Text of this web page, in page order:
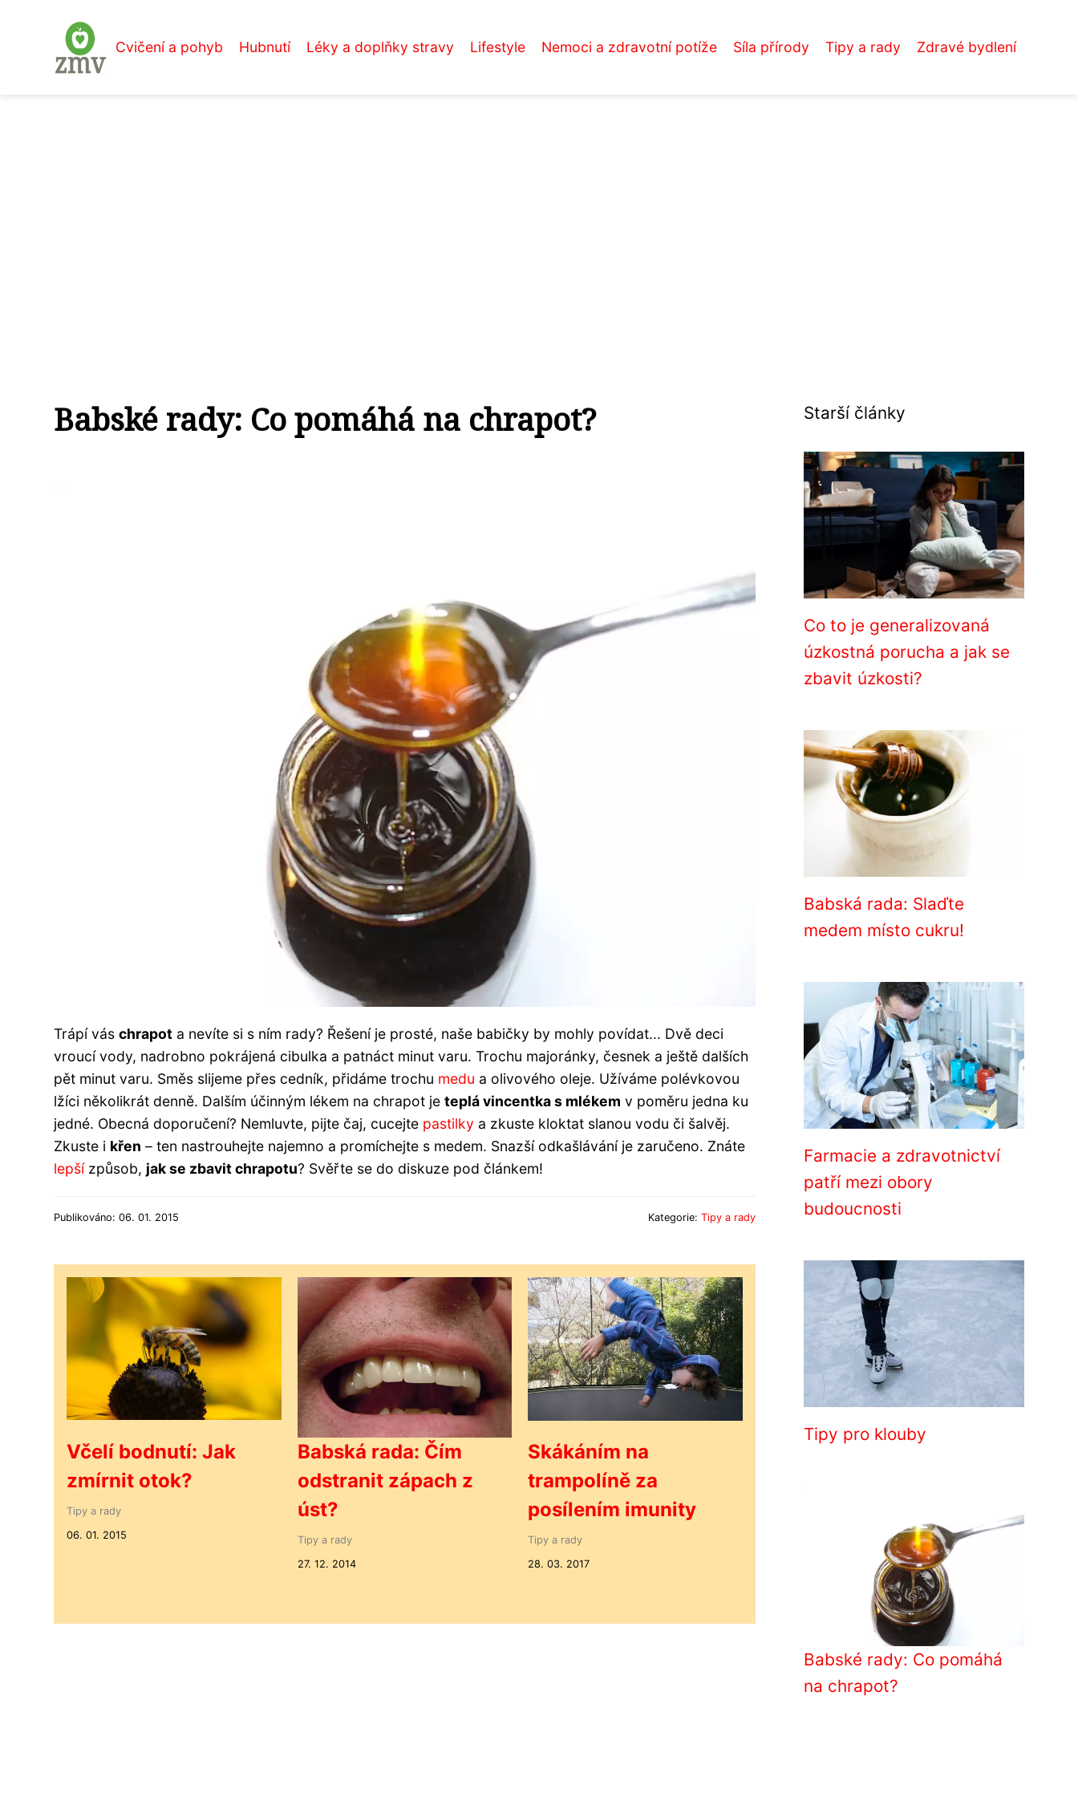
Cvičení a pohyb Hubnutí Léky a doplňky stravy Lifestyle Nemoci a zdravotní potíže Síla přírody Tipy a rady Zdravé bydlení
Babské rady: Co pomáhá na chrapot?
Trápí vás chrapot a nevíte si s ním rady? Řešení je prosté, naše babičky by mohly povídat... Dvě deci
vroucí vody, nadrobno pokrájená cibulka a patnáct minut varu. Trochu majoránky, česnek a ještě dalších
pět minut varu. Směs slijeme přes cedník, přidáme trochu medu a olivového oleje. Užíváme polévkovou
lžíci několikrát denně. Dalším účinným lékem na chrapot je teplá vincentka s mlékem v poměru jedna ku
jedné. Obecná doporučení? Nemluvte, pijte čaj, cucejte pastilky a zkuste kloktat slanou vodu či šalvěj.
Zkuste i křen – ten nastrouhejte najemno a promíchejte s medem. Snazší odkašlávání je zaručeno. Znáte
lepšízpůsob, jak se zbavit chrapotu? Svěřte se do diskuze pod článkem!
Publikováno: 06. 01. 2015 Kategorie: Tipy a rady
Včelí bodnutí: Jak
zmírnit otok?
Tipy a rady
06. 01. 2015
Babská rada: Čím
odstranit zápach z
úst?
Tipy a rady
27. 12. 2014
Skákáním na
trampolíně za
posílením imunity
Tipy a rady
28. 03. 2017
Starší články
Co to je generalizovaná
úzkostná porucha a jak se
zbavit úzkosti?
Babská rada: Slaďte
medem místo cukru!
Farmacie a zdravotnictví
patří mezi obory
budoucnosti
Tipy pro klouby
Babské rady: Co pomáhá
na chrapot?